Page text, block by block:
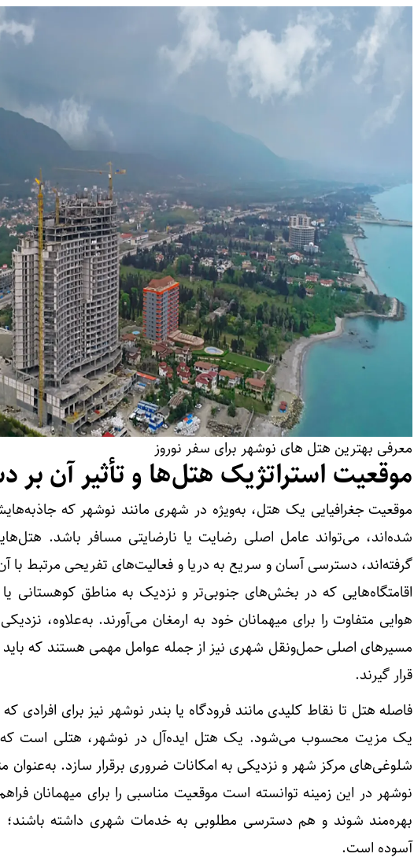
معرفی بهترین هتل های نوشهر برای سفر نوروز
موقعیت استراتژیک هتل‌ها و تأثیر آن
موقعیت جغرافیایی یک هتل، به‌ویژه در شهری مانند نوشهر که
شده‌اند، می‌تواند عامل اصلی رضایت یا نارضایتی مسافر باشد.
گرفته‌اند، دسترسی آسان و سریع به دریا و فعالیت‌های تفریحی مرتبط با
اقامتگاه‌هایی که در بخش‌های جنوبی‌تر و نزدیک به مناطق کوهستانی
هوایی متفاوت را برای میهمانان خود به ارمغان می‌آورند. به‌علاوه،
مسیرهای اصلی حمل‌ونقل شهری نیز از جمله عوامل مهمی هستند که باید
قرار گیرند.
فاصله هتل تا نقاط کلیدی مانند فرودگاه یا بندر نوشهر نیز برای افرادی
یک مزیت محسوب می‌شود. یک هتل ایده‌آل در نوشهر، هتلی است که
شلوغی‌های مرکز شهر و نزدیکی به امکانات ضروری برقرار سازد. به‌عنوان
نوشهر در این زمینه توانسته است موقعیت مناسبی را برای میهمانان
بهره‌مند شوند و هم دسترسی مطلوبی به خدمات شهری داشته باشند؛
آسوده است.